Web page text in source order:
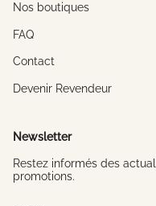
Nos boutiques
FAQ
Contact
Devenir Revendeur
Newsletter
Restez informés des
promotions.